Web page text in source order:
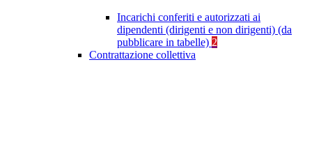
Incarichi conferiti e autorizzati ai
dipendenti (dirigenti e non dirigenti) (da
pubblicare in tabelle) 2
Contrattazione collettiva